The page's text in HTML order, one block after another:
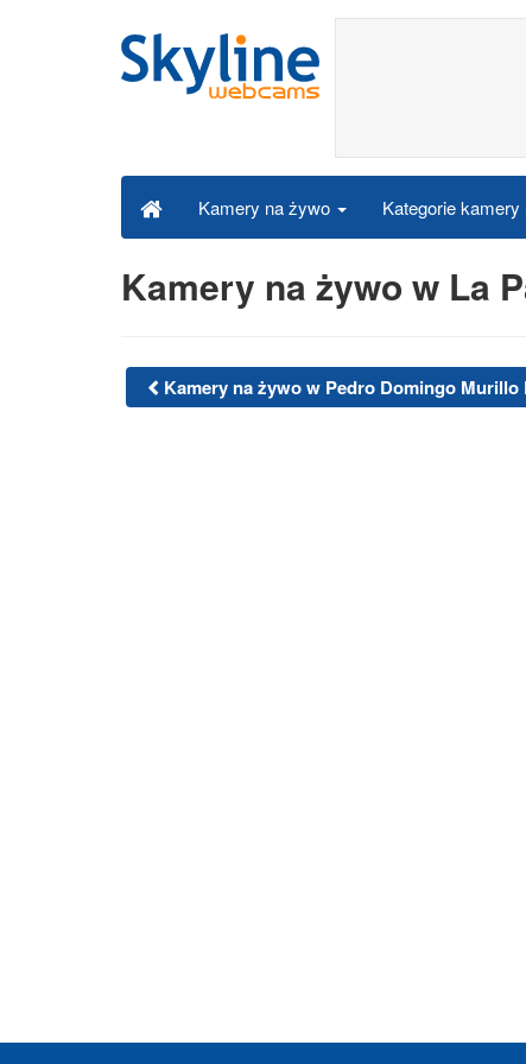
Kamery na żywo Kategorie
Kamery na żywo w La
Kamery na żywo w Pedro Domingo Murillo